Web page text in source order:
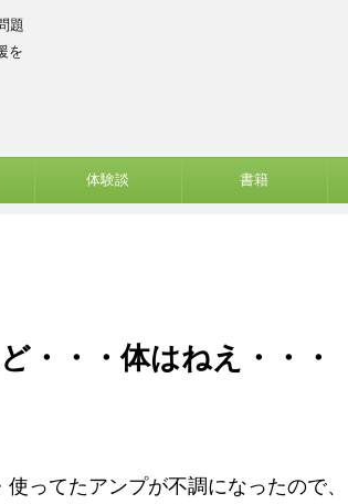
題
を
体験談 書籍
・・・体はねえ・・・
ってたアンプが不調になったので、